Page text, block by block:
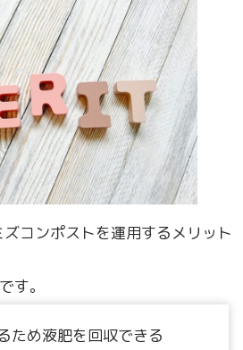
コンポストを運用するメリット
す。
ため液肥を回収できる